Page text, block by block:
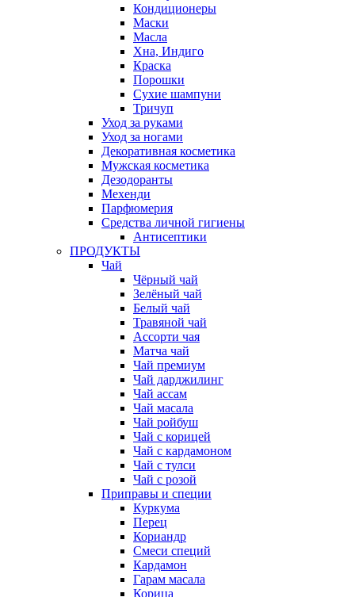
Кондиционеры
Маски
Масла
Хна, Индиго
Краска
Порошки
Сухие шампуни
Тричуп
Уход за руками
Уход за ногами
Декоративная косметика
Мужская косметика
Дезодоранты
Мехенди
Парфюмерия
Средства личной гигиены
Антисептики
ПРОДУКТЫ
Чай
Чёрный чай
Зелёный чай
Белый чай
Травяной чай
Ассорти чая
Матча чай
Чай премиум
Чай дарджилинг
Чай ассам
Чай масала
Чай ройбуш
Чай с корицей
Чай с кардамоном
Чай с тулси
Чай с розой
Приправы и специи
Куркума
Перец
Кориандр
Смеси специй
Кардамон
Гарам масала
Корица